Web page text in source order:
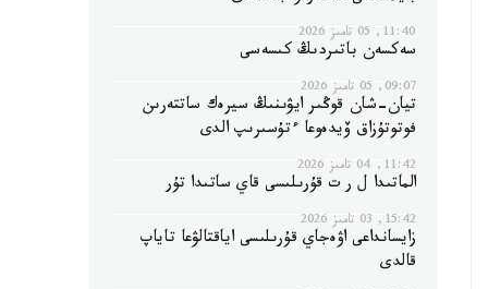
11:40, 05 تامىز 2026
سەكسەن باتىردىڭ كىسەسى
09:07, 05 تامىز 2026
تيان-شان قوڭىر ايۋىنىڭ سيرەك ساتتەرىن
فوتوتۇزاق ۆيدەوعا ءتۇسىرىپ الدى
11:42, 04 تامىز 2026
الماتىدا ل ر ت قۇرىلىسى قاي ساتىدا تۇر
15:42, 03 تامىز 2026
زايسانداعى اۋەجاي قۇرىلىسى اياقتالۋعا تاياپ
قالدى